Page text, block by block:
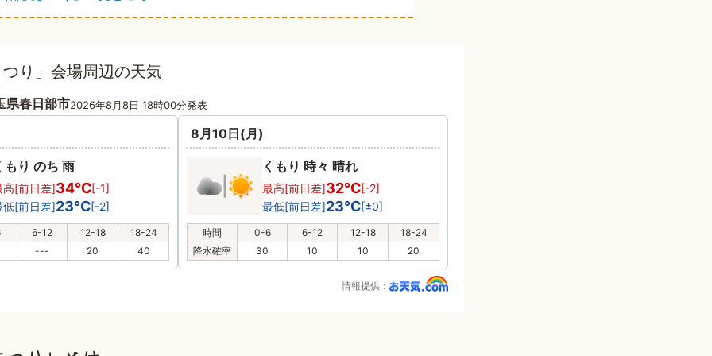
り」会場周辺の天気
県春日部市2026年8月8日 18時00分発表
もり のち 雨
高[前日差]34℃[-1]
低[前日差]23℃[-2]
6-12 12-18
18-24
---
20 40
8月10日(月)
くもり 時々 晴れ
最高[前日差]32℃[-2]
最低[前日差]23℃[±0]
時間 0-6 6-12 12-18
18-24
降水確率
30 10 10 20
情報提供：